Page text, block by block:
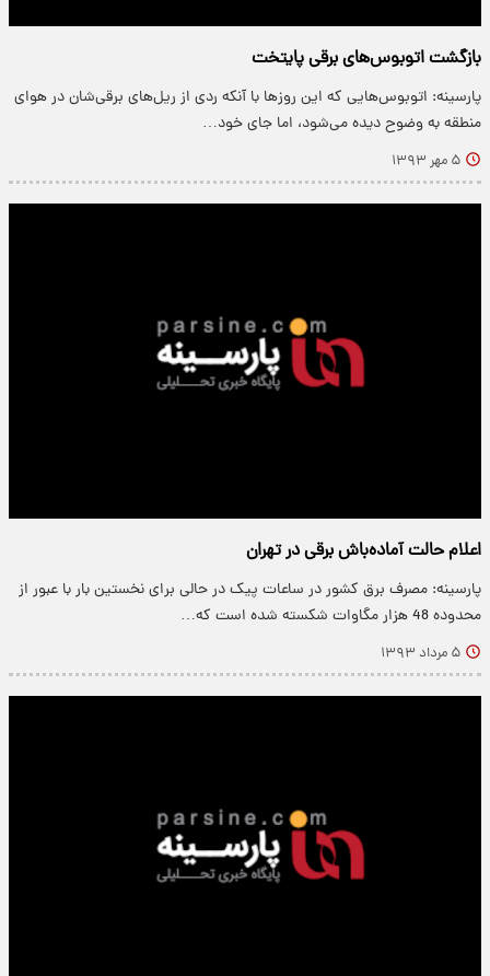
بازگشت اتوبوس‌های برقی پایتخت
پارسینه: اتوبوس‌هایی که این روزها با آنکه ردی از ریل‌های برقی‌شان در هوای
منطقه به وضوح دیده می‌شود، اما جای خود…
۵ مهر ۱۳۹۳
اعلام حالت آماده‌باش برقی در تهران
پارسینه: مصرف برق کشور در ساعات پیک در حالی برای نخستین بار با عبور از
محدوده 48 هزار مگاوات شکسته شده است که…
۵ مرداد ۱۳۹۳